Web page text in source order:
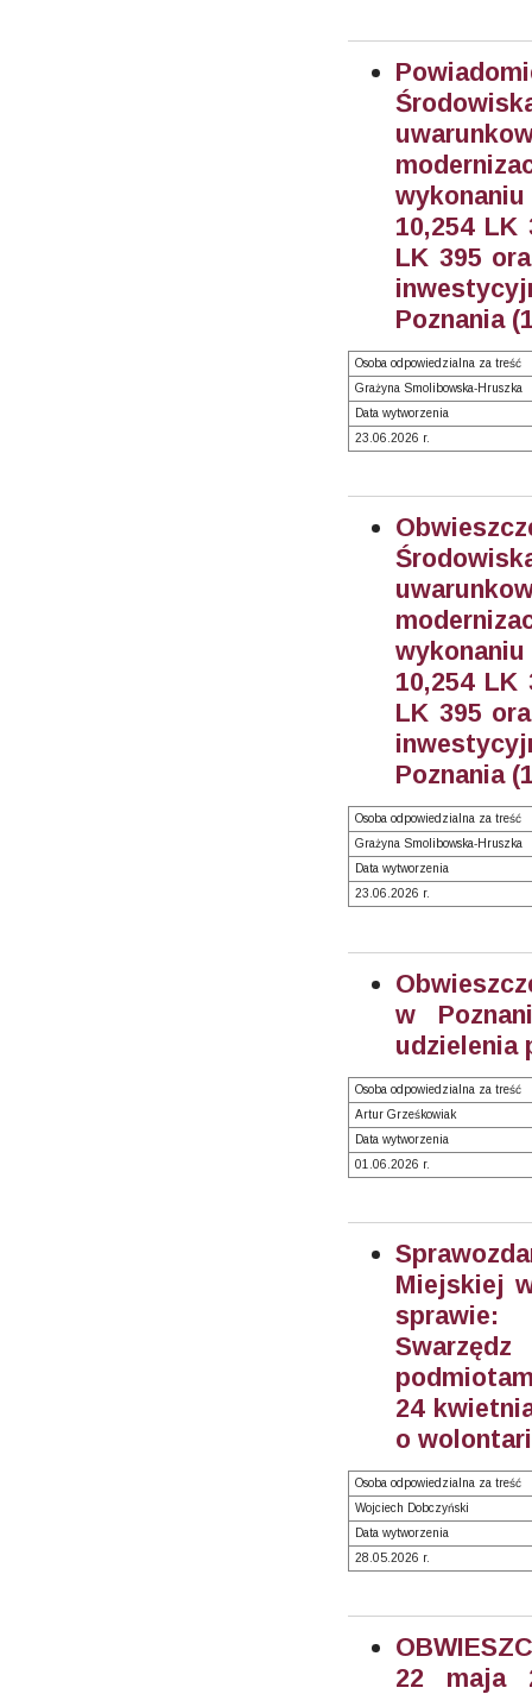
10,254
LK 395
Poznania
Osoba odpowiedzialna za treść
Grażyna Smolibowska-Hruszka
Data wytworzenia
23.06.2026 r.
10,254
LK 395
Poznania
Osoba odpowiedzialna za treść
Grażyna Smolibowska-Hruszka
Data wytworzenia
23.06.2026 r.
w
udzielenia
Osoba odpowiedzialna za treść
Artur Grześkowiak
Data wytworzenia
01.06.2026 r.
Miejskiej
sprawie:
24
o
Osoba odpowiedzialna za treść
Wojciech Dobczyński
Data wytworzenia
28.05.2026 r.
22 maja